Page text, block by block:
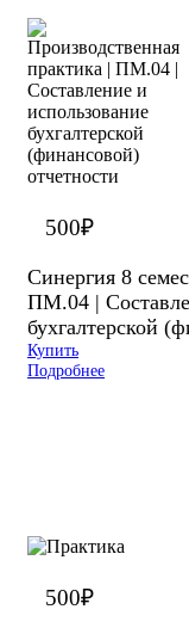
500₽
Синергия 8
ПМ.04 |
бухгалтерской
Купить
Подробнее
500₽